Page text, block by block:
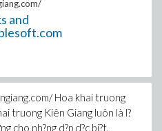
and
Hoa khai truong
truong Kiên Giang luôn là l?
cho nh?ng d?p d?c bi?t.